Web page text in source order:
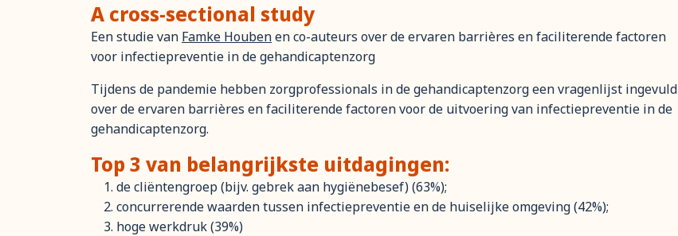
A cross-sectional study
Een studie van Famke Houbenen co-auteurs over de ervaren barrières en faciliterende factoren
voor infectiepreventie in de gehandicaptenzorg
Tijdens de pandemie hebben zorgprofessionals in de gehandicaptenzorg een vragenlijst ingevuld
over de ervaren barrières en faciliterende factoren voor de uitvoering van infectiepreventie in de
gehandicaptenzorg.
Top 3 van belangrijkste uitdagingen:
de cliëntengroep (bijv. gebrek aan hygiënebesef) (63%);
concurrerende waarden tussen infectiepreventie en de huiselijke omgeving (42%);
hoge werkdruk (39%)